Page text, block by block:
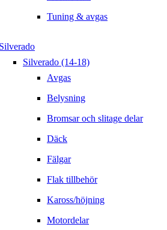
Tuning & avgas
Silverado
Silverado (14-18)
Avgas
Belysning
Bromsar och slitage delar
Däck
Fälgar
Flak tillbehör
Kaross/höjning
Motordelar